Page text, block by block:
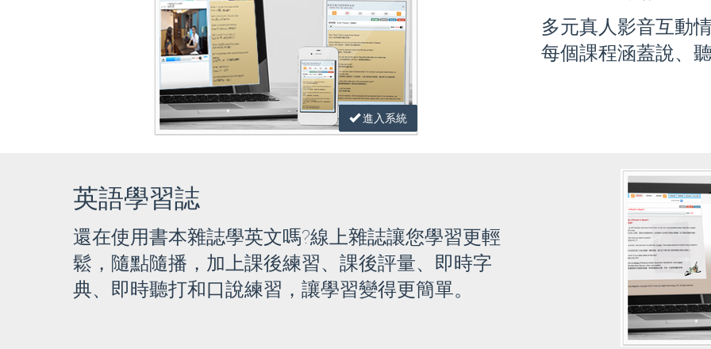
進入系統
多元真人影音互動
每個課程涵蓋說、
英語學習誌
還在使用書本雜誌學英文嗎?線上雜誌讓您學習更輕
鬆，隨點隨播，加上課後練習、課後評量、即時字
典、即時聽打和口說練習，讓學習變得更簡單。